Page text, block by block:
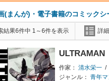
(まんが)・電子書籍のコミックシ
結果6件中 1～6件を表示 詳細
ULTRAMAN
作家： 清水栄一 /
ジャンル： 青年